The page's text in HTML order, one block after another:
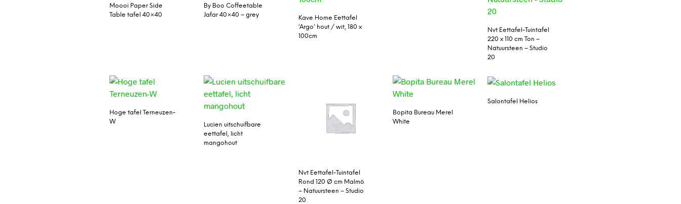
Moooi Paper Side
Table tafel 40×40
By Boo Coffeetable
Jafar 40×40 – grey
Kave Home Eettafel
‘Argo’ hout / wit, 180 x
100cm
Nvt Eettafel-Tuintafel
220 x 110 cm Ton –
Natuursteen – Studio
20
Hoge tafel Terneuzen-
W
Lucien uitschuifbare
eettafel, licht
mangohout
Nvt Eettafel-Tuintafel
Rond 120 Ø cm Malmö
– Natuursteen – Studio
20
Bopita Bureau Merel
White
Salontafel Helios